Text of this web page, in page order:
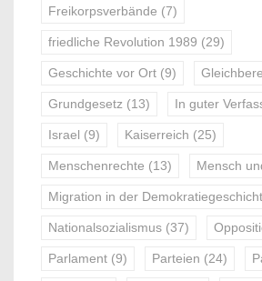
Freikorpsverbände (7)
friedliche Revolution 1989 (29)
Geschichte vor Ort (9)
Grundgesetz (13) In guter
Israel (9) Kaiserreich (25)
Menschenrechte (13) Mensch
Migration in der
Nationalsozialismus (37)
Parlament (9) Parteien (24)